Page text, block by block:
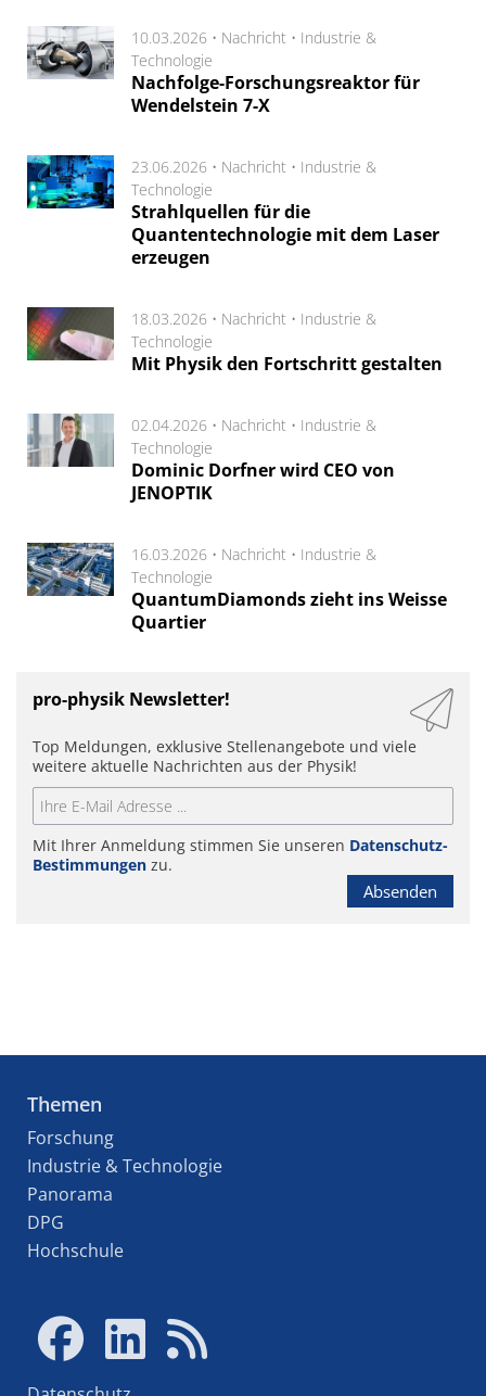
10.03.2026 • Nachricht • Industrie &
Technologie
Nachfolge-Forschungsreaktor für
Wendelstein 7-X
23.06.2026 • Nachricht • Industrie &
Technologie
Strahlquellen für die
Quantentechnologie mit dem Laser
erzeugen
18.03.2026 • Nachricht • Industrie &
Technologie
Mit Physik den Fortschritt gestalten
02.04.2026 • Nachricht • Industrie &
Technologie
Dominic Dorfner wird CEO von
JENOPTIK
16.03.2026 • Nachricht • Industrie &
Technologie
QuantumDiamonds zieht ins Weisse
Quartier
pro-physik Newsletter!
Top Meldungen, exklusive Stellenangebote und viele
weitere aktuelle Nachrichten aus der Physik!
Mit Ihrer Anmeldung stimmen Sie unseren Datenschutz-
Bestimmungen zu.
Absenden
Themen
Forschung
Industrie & Technologie
Panorama
DPG
Hochschule